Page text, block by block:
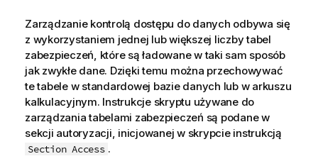
Zarządzanie kontrolą dostępu do danych odbywa się
z wykorzystaniem jednej lub większej liczby tabel
zabezpieczeń, które są ładowane w taki sam sposób
jak zwykłe dane. Dzięki temu można przechowywać
te tabele w standardowej bazie danych lub w arkuszu
kalkulacyjnym. Instrukcje skryptu używane do
zarządzania tabelami zabezpieczeń są podane w
sekcji autoryzacji, inicjowanej w skrypcie instrukcją
Section Access .